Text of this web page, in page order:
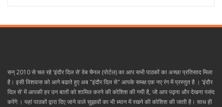
सन् 2010 से चल रहे ‘इंदौर दिल से’ वेब चैनल (पोर्टल) का आप सभी पाठकों का अच्छा प्रतिसाद मिला
है। इसी विशवास को आगे बढाते हुए अब "इंदौर दिल से" आपके समक्ष एक नए रंग में प्रस्तुत है । ‘इंदौर
दिल से’ में आपकी हर उन बातों को शामिल करने की कोशिश की गयी है, जो आप पढ़ना और देखना पसंद
करेंगे । यहां पाठकों द्वारा दिए जाने वाले सुझावों का भी ध्यान में रखने की कोशिश की जाती है। साथ ही